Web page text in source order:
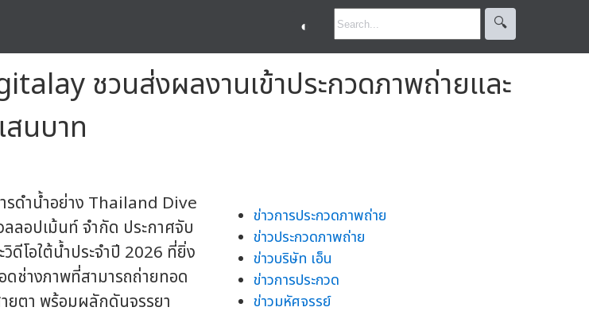
◐ 🔍︎
ชวนส่งผลงานเข้าประกวดภาพถ่ายและ
สนบาท
รดำน้ำอย่าง Thailand Dive
ลอปเม้นท์ จำกัด ประกาศจับ
วิดีโอใต้น้ำประจำปี 2026 ที่ยิ่ง
ดช่างภาพที่สามารถถ่ายทอด
ยตา พร้อมผลักดันจรรยา
ข่าวการประกวดภาพถ่าย
ข่าวประกวดภาพถ่าย
ข่าวบริษัท เอ็น
ข่าวการประกวด
ข่าวมหัศจรรย์